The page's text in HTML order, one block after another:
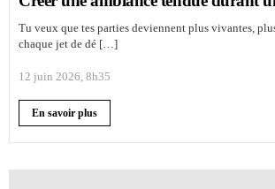
Tu veux que tes parties deviennent plus vivantes,
chaque jet de dé […]
12 juin 2026, 8h35
En savoir plus